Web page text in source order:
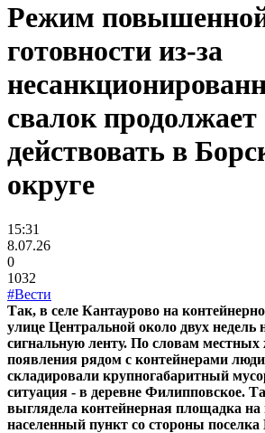
Режим
готовности из-за
свалок продолжает
действовать в
округе
15:31
8.07.26
0
1032
#Вести
Так, в селе Кантаурово на
улице Центральной около двух недель
сигнальную ленту. По словам местных
появления рядом с контейнерами
складировали крупногабаритный
ситуация - в деревне Филипповское.
выглядела контейнерная площадка на
населенный пункт со стороны